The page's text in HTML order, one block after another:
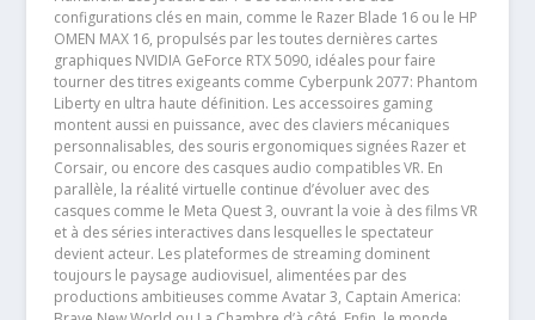
configurations clés en main, comme le Razer Blade 16 ou le HP
OMEN MAX 16, propulsés par les toutes dernières cartes
graphiques NVIDIA GeForce RTX 5090, idéales pour faire
tourner des titres exigeants comme Cyberpunk 2077: Phantom
Liberty en ultra haute définition. Les accessoires gaming
montent aussi en puissance, avec des claviers mécaniques
personnalisables, des souris ergonomiques signées Razer et
Corsair, ou encore des casques audio compatibles VR. En
parallèle, la réalité virtuelle continue d’évoluer avec des
casques comme le Meta Quest 3, ouvrant la voie à des films VR
et à des séries interactives dans lesquelles le spectateur
devient acteur. Les plateformes de streaming dominent
toujours le paysage audiovisuel, alimentées par des
productions ambitieuses comme Avatar 3, Captain America: